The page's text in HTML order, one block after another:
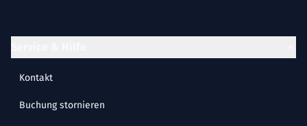
Kontakt
Buchung stornieren